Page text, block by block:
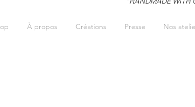
À propos Créations Presse Nos